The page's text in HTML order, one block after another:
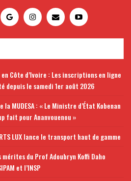
Côte d’Ivoire : Les inscriptions en ligne
depuis le samedi 1er août 2026
la MUDESA : « Le Ministre d’État Kobenan
fait pour Ananvouenou »
LUX lance le transport haut de gamme
du Prof Adoubryn Koffi Daho
et l’INSP